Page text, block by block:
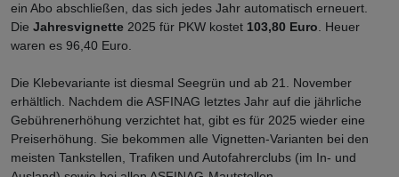
ein Abo abschließen, das sich jedes Jahr automatisch erneuert.
Die Jahresvignette 2025 für PKW kostet 103,80 Euro. Heuer
waren es 96,40 Euro.
Die Klebevariante ist diesmal Seegrün und ab 21. November
erhältlich. Nachdem die ASFINAG letztes Jahr auf die jährliche
Gebührenerhöhung verzichtet hat, gibt es für 2025 wieder eine
Preiserhöhung. Sie bekommen alle Vignetten-Varianten bei den
meisten Tankstellen, Trafiken und Autofahrerclubs (im In- und